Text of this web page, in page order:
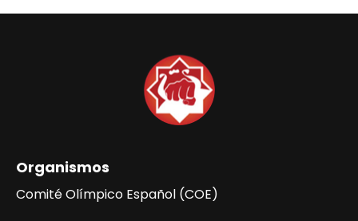
E
v
Organismos
Comité Olímpico Español (COE)